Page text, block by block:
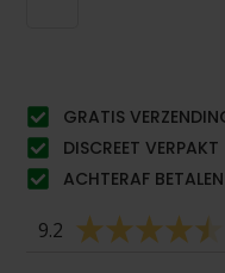
GRATIS
DISCREET VERPAKT
ACHTERAF BETALEN
9.2